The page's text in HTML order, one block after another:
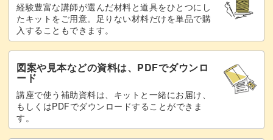
経験豊富な講師が選んだ材料と道具をひとつにし
たキットをご用意。足りない材料だけを単品で購
入することもできます。
図案や見本などの資料は、PDFでダウンロ
ード
講座で使う補助資料は、キットと一緒にお届け、
もしくはPDFでダウンロードすることができま
す。